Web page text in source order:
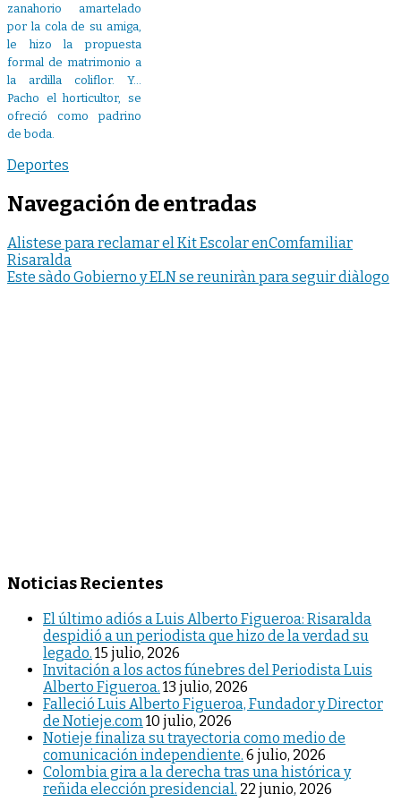
zanahorio amartelado
por la cola de su amiga,
le hizo la propuesta
formal de matrimonio a
la ardilla coliflor. Y…
Pacho el horticultor, se
ofreció como padrino
de boda.
Deportes
Navegación de entradas
Alistese para reclamar el Kit Escolar enComfamiliar
Risaralda
Este sàdo Gobierno y ELN se reuniràn para seguir diàlogo
Noticias Recientes
El último adiós a Luis Alberto Figueroa: Risaralda
despidió a un periodista que hizo de la verdad su
legado. 15 julio, 2026
Invitación a los actos fúnebres del Periodista Luis
Alberto Figueroa. 13 julio, 2026
Falleció Luis Alberto Figueroa, Fundador y Director
de Notieje.com10 julio, 2026
Notieje finaliza su trayectoria como medio de
comunicación independiente. 6 julio, 2026
Colombia gira a la derecha tras una histórica y
reñida elección presidencial. 22 junio, 2026